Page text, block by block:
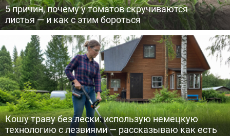
5 причин, почему у томатов скручиваются
листья — и как с этим бороться
Кошу траву без лески: использую немецкую
технологию с лезвиями — рассказываю как есть